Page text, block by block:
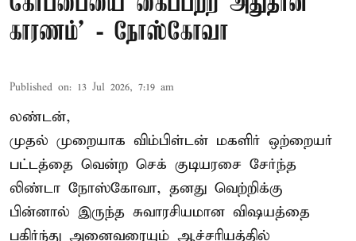
காரணம்’ - நோஸ்கோவா
Published on: 13 Jul 2026, 7:19 am
லண்டன்,
முதல் முறையாக விம்பிள்டன் மகளிர் ஒற்றையர்
பட்டத்தை வென்ற செக் குடியரசை சேர்ந்த
லிண்டா நோஸ்கோவா, தனது வெற்றிக்கு
பின்னால் இருந்த சுவாரசியமான விஷயத்தை
பகிர்ந்து அனைவரையும் ஆச்சரியத்தில்